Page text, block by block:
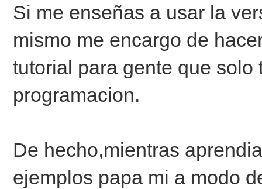
Si me enseñas a usar la
mismo me encargo de
tutorial para gente que
programacion.
De hecho,mientras
ejemplos papa mi a modo